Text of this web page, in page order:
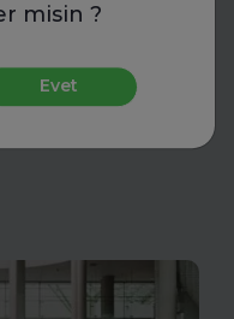
misin ?
Evet
için bir tanıtım fırsatı
sektördeki öncü